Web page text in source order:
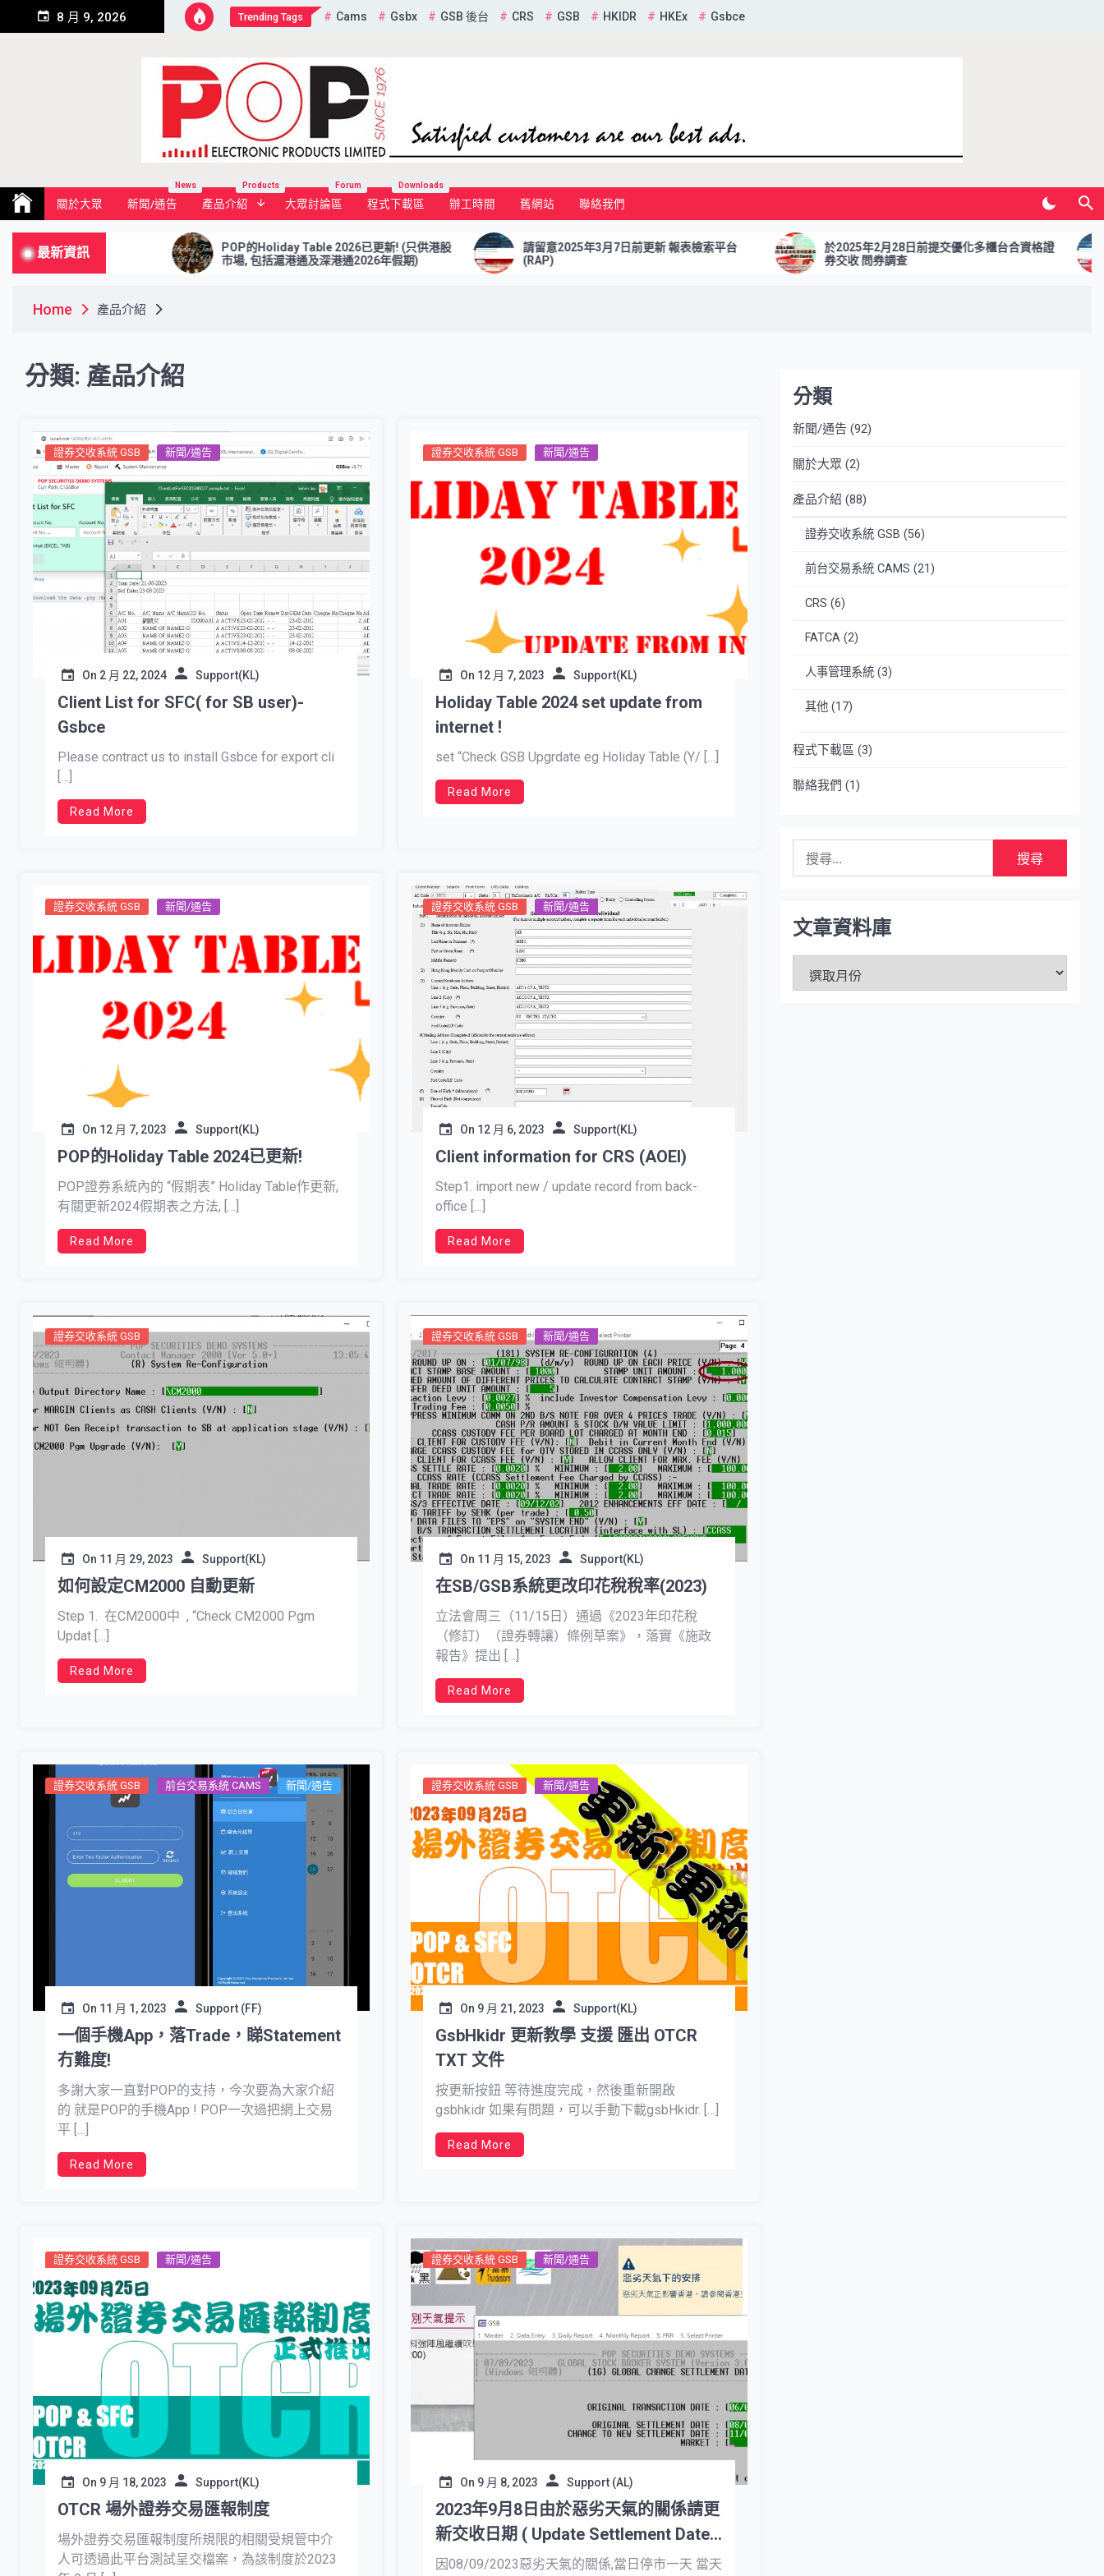
8 月 9, 2026 Trending Tags Cams Gsbx GSB 後台 CRS GSB HKIDR HKEx Gsbce
Pop Electronic Products Limited
關於大眾 新聞/通告
News
產品介紹
Products
大眾討論區
Forum
程式下載區
Downloads
辦工時間 舊網站 聯絡我們
最新資訊
POP的Holiday Table 2026已更新! (只供港股
市場, 包括滬港通及深港通2026年假期)
請留意2025年3月7日前更新 報表檢索平台
於2025年2月28日前提交優化多櫃台合資格證
券交收 問券調查
於2024年
更新的調查
Home 產品介紹
分類: 產品介紹
證券交收系統 GSB 新聞/通告
On 2 月 22, 2024 Support(KL)
Client List for SFC( for SB user)-
Gsbce
Please contract us to install Gsbce for export cli
[…]
Read More
證券交收系統 GSB 新聞/通告
On 12 月 7, 2023 Support(KL)
Holiday Table 2024 set update from
internet !
set “Check GSB Upgrdate eg Holiday Table (Y/ […]
Read More
證券交收系統 GSB 新聞/通告
On 12 月 7, 2023 Support(KL)
POP的Holiday Table 2024已更新!
POP證券系統內的 “假期表” Holiday Table作更新,
有關更新2024假期表之方法, […]
Read More
證券交收系統 GSB 新聞/通告
On 12 月 6, 2023 Support(KL)
Client information for CRS (AOEI)
Step1. import new / update record from back-
office […]
Read More
證券交收系統 GSB
On 11 月 29, 2023 Support(KL)
如何設定CM2000 自動更新
Step 1. 在CM2000中 , “Check CM2000 Pgm
Updat […]
Read More
證券交收系統 GSB 新聞/通告
On 11 月 15, 2023 Support(KL)
在SB/GSB系統更改印花稅稅率(2023)
立法會周三（11/15日）通過《2023年印花稅
（修訂）（證券轉讓）條例草案》，落實《施政
報告》提出 […]
Read More
證券交收系統 GSB 前台交易系統 CAMS 新聞/通告
On 11 月 1, 2023 Support (FF)
一個手機App，落Trade，睇Statement
冇難度!
多謝大家一直對POP的支持，今次要為大家介紹
的 就是POP的手機App ! POP一次過把網上交易
平 […]
Read More
證券交收系統 GSB 新聞/通告
On 9 月 21, 2023 Support(KL)
GsbHkidr 更新教學 支援 匯出 OTCR
TXT 文件
按更新按鈕 等待進度完成，然後重新開啟
gsbhkidr 如果有問題，可以手動下載gsbHkidr. […]
Read More
證券交收系統 GSB 新聞/通告
On 9 月 18, 2023 Support(KL)
OTCR 場外證券交易匯報制度
場外證券交易匯報制度所規限的相關受規管中介
人可透過此平台測試呈交檔案，為該制度於2023
證券交收系統 GSB 新聞/通告
On 9 月 8, 2023 Support (AL)
2023年9月8日由於惡劣天氣的關係請更
新交收日期 ( Update Settlement Date
due to Severe Weather)
因08/09/2023惡劣天氣的關係,當日停市一天 當天
分類
新聞/通告 (92)
關於大眾 (2)
產品介紹 (88)
證券交收系統 GSB (56)
前台交易系統 CAMS (21)
CRS (6)
FATCA(2)
人事管理系統(3)
其他(17)
程式下載區 (3)
聯絡我們 (1)
字:
文章資料庫
資